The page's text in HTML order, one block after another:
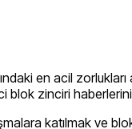
en acil
zinciri
katılmak ve